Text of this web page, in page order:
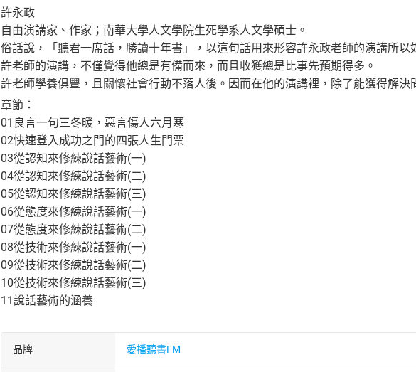
許永政
自由演講家、作家；南華大學人文學院生死學系人文學碩士。
俗話說，「聽君一席話，勝讀十年書」，以這句話用來形容許永政老師的演講所
許老師的演講，不僅覺得他總是有備而來，而且收獲總是比事先預期得多。
許老師學養俱豐，且關懷社會行動不落人後。因而在他的演講裡，除了能獲得解
章節：
01良言一句三冬暖，惡言傷人六月寒
02快速登入成功之門的四張人生門票
03從認知來修練說話藝術(一)
04從認知來修練說話藝術(二)
05從認知來修練說話藝術(三)
06從態度來修練說話藝術(一)
07從態度來修練說話藝術(二)
08從技術來修練說話藝術(一)
09從技術來修練說話藝術(二)
10從技術來修練說話藝術(三)
11說話藝術的涵養
品牌 愛播聽書FM